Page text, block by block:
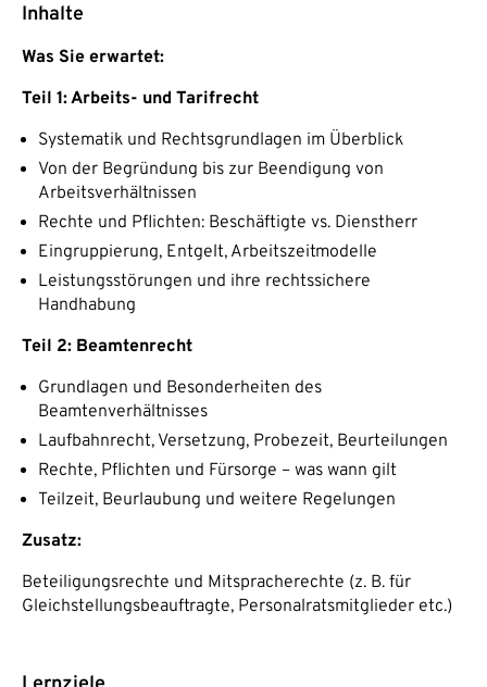
Inhalte
Was Sie erwartet:
Teil 1: Arbeits- und Tarifrecht
Systematik und Rechtsgrundlagen im Überblick
Von der Begründung bis zur Beendigung von
Arbeitsverhältnissen
Rechte und Pflichten: Beschäftigte vs. Dienstherr
Eingruppierung, Entgelt, Arbeitszeitmodelle
Leistungsstörungen und ihre rechtssichere
Handhabung
Teil 2: Beamtenrecht
Grundlagen und Besonderheiten des
Beamtenverhältnisses
Laufbahnrecht, Versetzung, Probezeit, Beurteilungen
Rechte, Pflichten und Fürsorge – was wann gilt
Teilzeit, Beurlaubung und weitere Regelungen
Zusatz:
Beteiligungsrechte und Mitspracherechte (z. B. für
Gleichstellungsbeauftragte, Personalratsmitglieder etc.)